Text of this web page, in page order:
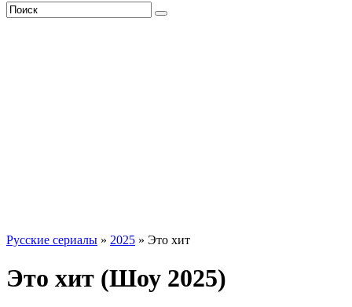
Русские сериалы » 2025 » Это хит
Это хит (Шоу 2025)